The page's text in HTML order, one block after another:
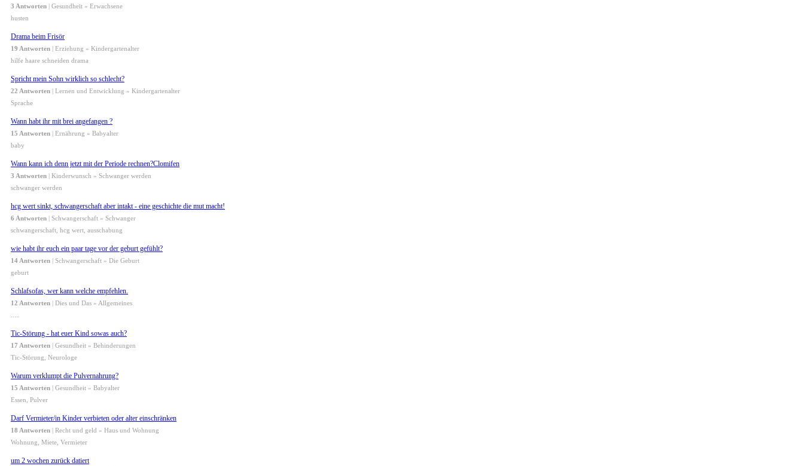
3 Antworten | Gesundheit » Erwachsene
husten
Drama beim Frisör
19 Antworten | Erziehung » Kindergartenalter
hilfe haare schneiden drama
Spricht mein Sohn wirklich so schlecht?
22 Antworten | Lernen und Entwicklung » Kindergartenalter
Sprache
Wann habt ihr mit brei angefangen ?
15 Antworten | Ernährung » Babyalter
baby
Wann kann ich denn jetzt mit der Periode rechnen?Clomifen
3 Antworten | Kinderwunsch » Schwanger werden
schwanger werden
hcg wert sinkt, schwangerschaft aber intakt - eine geschichte die mut macht!
6 Antworten | Schwangerschaft » Schwanger
schwangerschaft, hcg wert, ausschabung
wie habt ihr euch ein paar tage vor der geburt gefühlt?
14 Antworten | Schwangerschaft » Die Geburt
geburt
Schlafsofas, wer kann welche empfehlen.
12 Antworten | Dies und Das » Allgemeines
.....
Tic-Störung - hat euer Kind sowas auch?
17 Antworten | Gesundheit » Behinderungen
Tic-Störung, Neurologe
Warum verklumpt die Pulvernahrung?
15 Antworten | Gesundheit » Babyalter
Essen, Pulver
Darf Vermieter/in Kinder verbieten oder alter einschränken
18 Antworten | Recht und geld » Haus und Wohnung
Wohnung, Miete, Vermieter
um 2 wochen zurück datiert